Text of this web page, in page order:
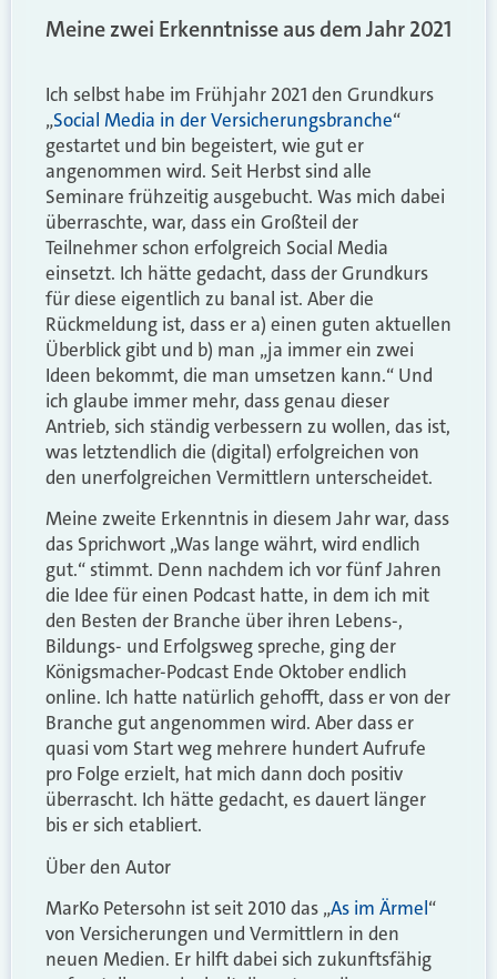
Meine zwei Erkenntnisse aus dem Jahr 2021
Ich selbst habe im Frühjahr 2021 den Grundkurs
„Social Media in der Versicherungsbranche“
gestartet und bin begeistert, wie gut er
angenommen wird. Seit Herbst sind alle
Seminare frühzeitig ausgebucht. Was mich dabei
überraschte, war, dass ein Großteil der
Teilnehmer schon erfolgreich Social Media
einsetzt. Ich hätte gedacht, dass der Grundkurs
für diese eigentlich zu banal ist. Aber die
Rückmeldung ist, dass er a) einen guten aktuellen
Überblick gibt und b) man „ja immer ein zwei
Ideen bekommt, die man umsetzen kann.“ Und
ich glaube immer mehr, dass genau dieser
Antrieb, sich ständig verbessern zu wollen, das ist,
was letztendlich die (digital) erfolgreichen von
den unerfolgreichen Vermittlern unterscheidet.
Meine zweite Erkenntnis in diesem Jahr war, dass
das Sprichwort „Was lange währt, wird endlich
gut.“ stimmt. Denn nachdem ich vor fünf Jahren
die Idee für einen Podcast hatte, in dem ich mit
den Besten der Branche über ihren Lebens-,
Bildungs- und Erfolgsweg spreche, ging der
Königsmacher-Podcast Ende Oktober endlich
online. Ich hatte natürlich gehofft, dass er von der
Branche gut angenommen wird. Aber dass er
quasi vom Start weg mehrere hundert Aufrufe
pro Folge erzielt, hat mich dann doch positiv
überrascht. Ich hätte gedacht, es dauert länger
bis er sich etabliert.
Über den Autor
MarKo Petersohn ist seit 2010 das „As im Ärmel“
von Versicherungen und Vermittlern in den
neuen Medien. Er hilft dabei sich zukunftsfähig